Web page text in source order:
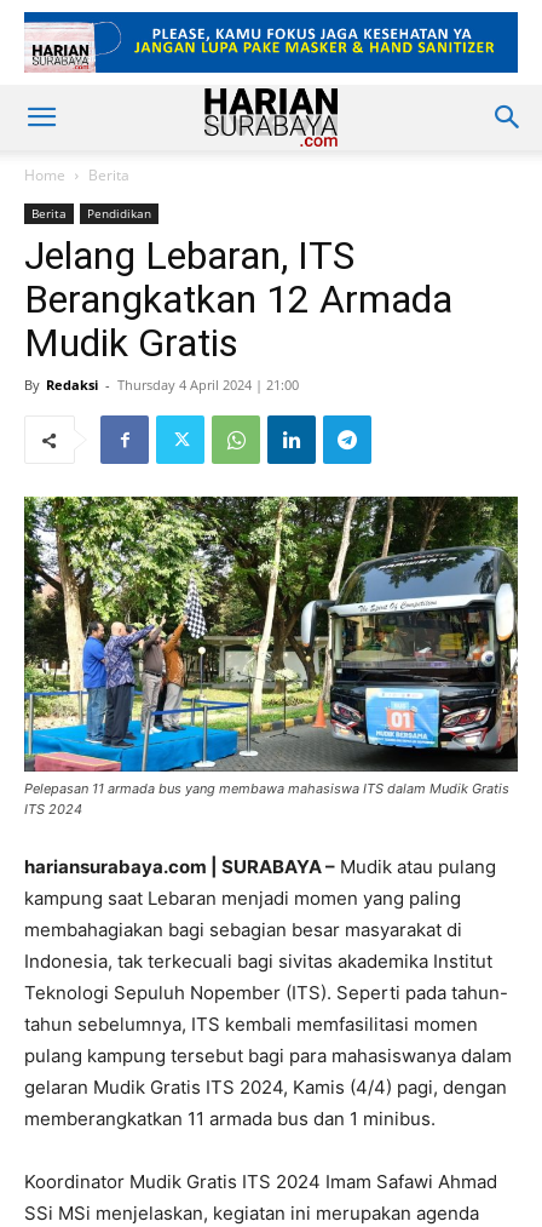
Home Berita
Berita Pendidikan
Jelang Lebaran, ITS
Berangkatkan 12 Armada
Mudik Gratis
By Redaksi - Thursday 4 April 2024 | 21:00
Pelepasan 11 armada bus yang membawa mahasiswa ITS dalam Mudik Gratis
ITS 2024
hariansurabaya.com | SURABAYA – Mudik atau pulang
kampung saat Lebaran menjadi momen yang paling
membahagiakan bagi sebagian besar masyarakat di
Indonesia, tak terkecuali bagi sivitas akademika Institut
Teknologi Sepuluh Nopember (ITS). Seperti pada tahun-
tahun sebelumnya, ITS kembali memfasilitasi momen
pulang kampung tersebut bagi para mahasiswanya dalam
gelaran Mudik Gratis ITS 2024, Kamis (4/4) pagi, dengan
memberangkatkan 11 armada bus dan 1 minibus.
Koordinator Mudik Gratis ITS 2024 Imam Safawi Ahmad
SSi MSi menjelaskan, kegiatan ini merupakan agenda